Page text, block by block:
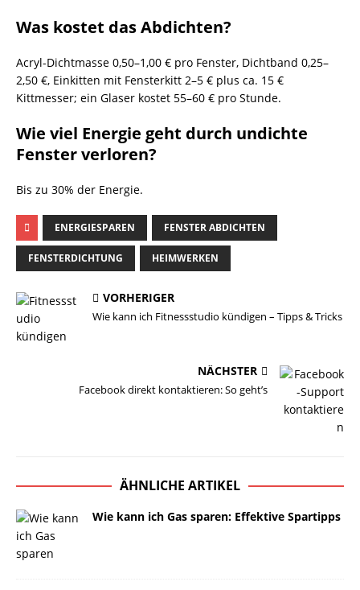
Was kostet das Abdichten?
Acryl-Dichtmasse 0,50–1,00 € pro Fenster, Dichtband 0,25–
2,50 €, Einkitten mit Fensterkitt 2–5 € plus ca. 15 €
Kittmesser; ein Glaser kostet 55–60 € pro Stunde.
Wie viel Energie geht durch undichte
Fenster verloren?
Bis zu 30% der Energie.
ENERGIESPAREN FENSTER ABDICHTEN
FENSTERDICHTUNG HEIMWERKEN
VORHERIGER
Wie kann ich Fitnessstudio kündigen – Tipps & Tricks
NÄCHSTER
Facebook direkt kontaktieren: So geht’s
ÄHNLICHE ARTIKEL
Wie kann ich Gas sparen: Effektive Spartipps